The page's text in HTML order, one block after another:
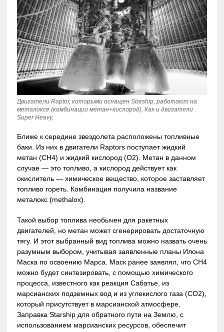
Двигатели Raptor, которыми оснащен Starship, работают на
металоксе (комбинации метан+кислород). Как и двигатели
Super Heavy.
Ближе к середине звездолета расположены топливные
баки. Из них в двигатели Raptors поступает жидкий
метан (CH4) и жидкий кислород (O2). Метан в данном
случае — это топливо, а кислород действует как
окислитель — химическое вещество, которое заставляет
топливо гореть. Комбинация получила название
металокс (methalox).
Такой выбор топлива необычен для ракетных
двигателей, но метан может сгенерировать достаточную
тягу. И этот выбранный вид топлива можно назвать очень
разумным выбором, учитывая заявленные планы Илона
Маска по освоению Марса. Маск ранее заявлял, что CH4
можно будет синтезировать, с помощью химического
процесса, известного как реакция Сабатье, из
марсианских подземных вод и из углекислого газа (CO2),
который присутствует в марсианской атмосфере.
Заправка Starship для обратного пути на Землю, с
использованием марсианских ресурсов, обеспечит